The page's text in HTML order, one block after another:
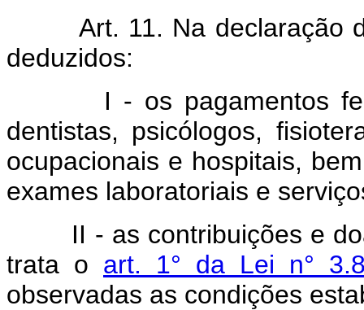
Art. 11. Na declaração
deduzidos:
I - os pagamentos
dentistas, psicólogos,
ocupacionais e hospitais,
exames laboratoriais e
II - as contribuições e
trata o art. 1° da Lei n°
observadas as condições